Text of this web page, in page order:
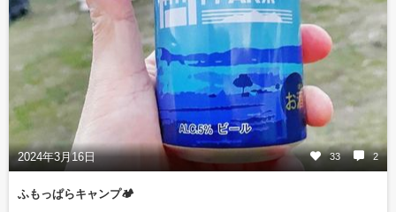
2024年3月16日 33 2
ふもっぱらキャンプ🏕️